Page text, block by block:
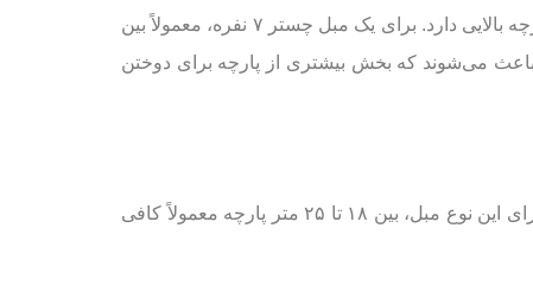
مبل چستر کلاسیک یکی دیگر از محبوب‌ترین مدل‌ها است که به دلیل داشتن لمسه‌های عمیق و کوسن‌های حجیم، مصرف پارچه بالایی دارد. برای یک مبل چستر ۷ نفره، معمولاً بین
۲۵ متر هم برسد. لمسه‌های عمیق و برجسته باعث می‌شوند که بخش بیشتری از پارچه برای دوختن
مبل ۸ نفره کلاسیک معمولاً در منازل متوسط کاربرد دارد و پارچه کمتری نسبت به مبل سلطنتی و چستر مصرف می‌کند. برای این نوع مبل، بین ۱۸ تا ۲۵ متر پارچه معمولاً کافی